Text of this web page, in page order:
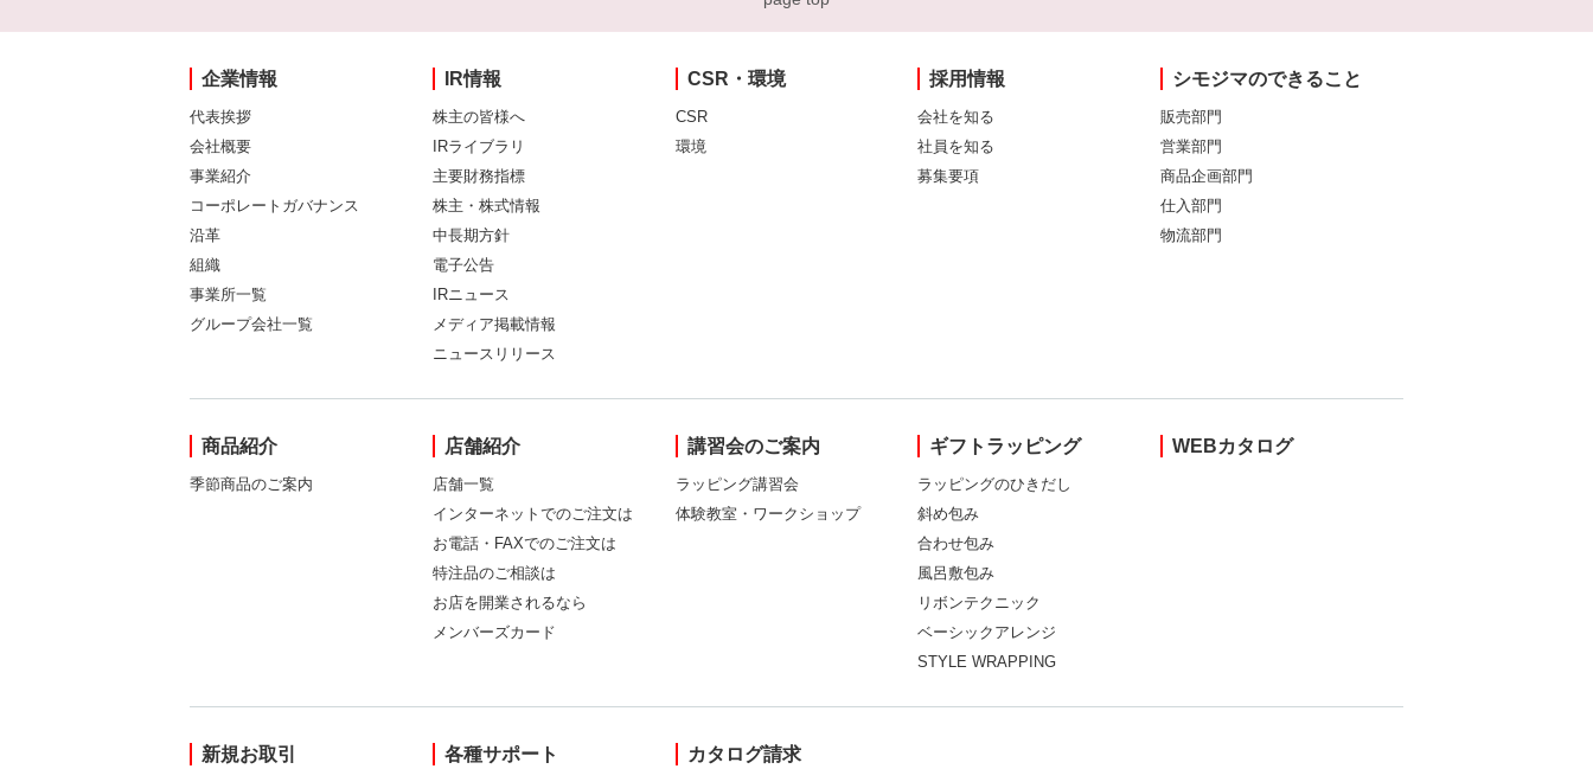
企業情報
代表挨拶
会社概要
事業紹介
コーポレートガバナンス
沿革
組織
事業所一覧
グループ会社一覧
IR情報
株主の皆様へ
IRライブラリ
主要財務指標
株主・株式情報
中長期方針
電子公告
IRニュース
メディア掲載情報
ニュースリリース
CSR・環境
CSR
環境
採用情報
会社を知る
社員を知る
募集要項
シモジマのできること
販売部門
営業部門
商品企画部門
仕入部門
物流部門
商品紹介
季節商品のご案内
店舗紹介
店舗一覧
インターネットでのご注文は
お電話・FAXでのご注文は
特注品のご相談は
お店を開業されるなら
メンバーズカード
講習会のご案内
ラッピング講習会
体験教室・ワークショップ
ギフトラッピング
ラッピングのひきだし
斜め包み
合わせ包み
風呂敷包み
リボンテクニック
ベーシックアレンジ
STYLE WRAPPING
WEBカタログ
新規お取引 各種サポート カタログ請求